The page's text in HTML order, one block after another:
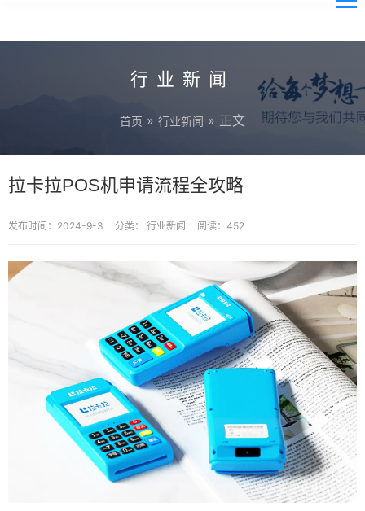
行业新闻
首页 » 行业新闻 » 正文
拉卡拉POS机申请流程全攻略
发布时间：2024-9-3 分类： 行业新闻 阅读：452